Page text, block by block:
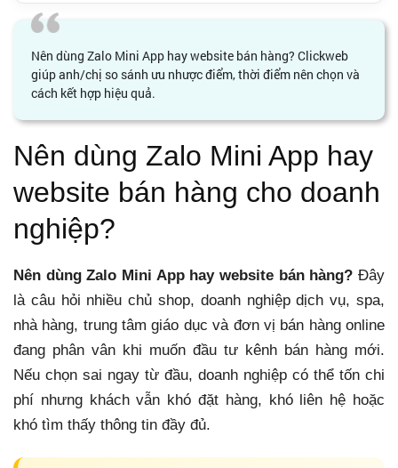
Nên dùng Zalo Mini App hay website bán hàng? Clickweb
giúp anh/chị so sánh ưu nhược điểm, thời điểm nên chọn và
cách kết hợp hiệu quả.
Nên dùng Zalo Mini App hay
website bán hàng cho doanh
nghiệp?
Nên dùng Zalo Mini App hay website bán hàng? Đây
là câu hỏi nhiều chủ shop, doanh nghiệp dịch vụ, spa,
nhà hàng, trung tâm giáo dục và đơn vị bán hàng online
đang phân vân khi muốn đầu tư kênh bán hàng mới.
Nếu chọn sai ngay từ đầu, doanh nghiệp có thể tốn chi
phí nhưng khách vẫn khó đặt hàng, khó liên hệ hoặc
khó tìm thấy thông tin đầy đủ.